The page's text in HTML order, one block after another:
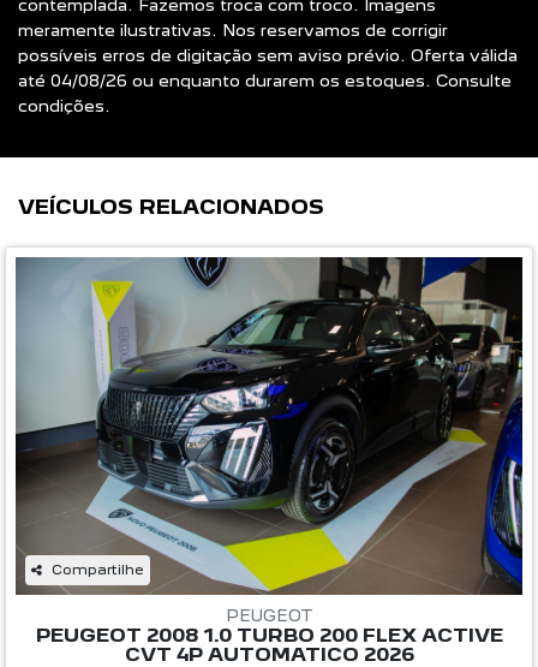
contemplada. Fazemos troca com troco. Imagens
meramente ilustrativas. Nos reservamos de corrigir
possíveis erros de digitação sem aviso prévio. Oferta válida
até 04/08/26 ou enquanto durarem os estoques. Consulte
condições.
VEÍCULOS RELACIONADOS
Compartilhe
PEUGEOT
PEUGEOT 2008 1.0 TURBO 200 FLEX ACTIVE
CVT 4P AUTOMATICO 2026